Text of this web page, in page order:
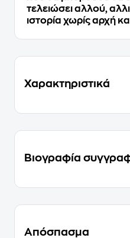
τελειώσει αλλού,
ιστορία χωρίς αρχή
Χαρακτηριστικά
Βιογραφία
Απόσπασμα